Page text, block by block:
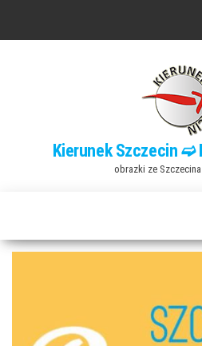
Kierunek Szczecin ➫
obrazki ze